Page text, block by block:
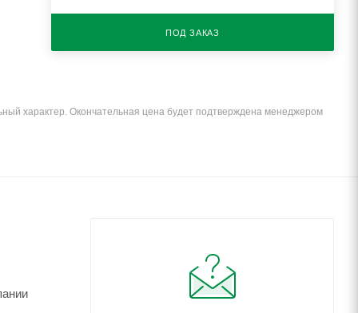
ПОД ЗАКАЗ
характер. Окончательная цена будет подтверждена менеджером